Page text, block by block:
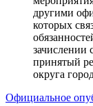
другими
которых
зачислении
принятый
округа
Официальное